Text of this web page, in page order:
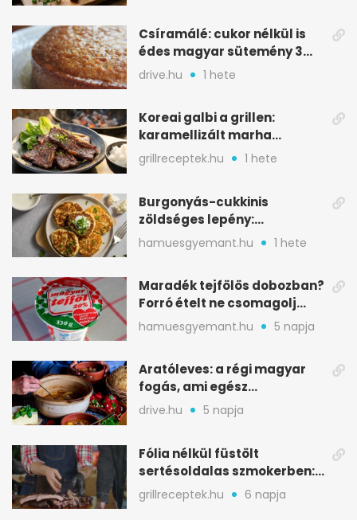
Csíramálé: cukor nélkül is
édes magyar sütemény 3
alapanyagból
drive.hu 1 hete
Koreai galbi a grillen:
karamellizált marha
rövidborda gyorsan
grillreceptek.hu 1 hete
Burgonyás-cukkinis
zöldséges lepény:
aranybarna, szaftos, hús
nélkül is
hamuesgyemant.hu 1 hete
Maradék tejfölös dobozban?
Forró ételt ne csomagolj
ilyen tégelybe
hamuesgyemant.hu 5 napja
Aratóleves: a régi magyar
fogás, ami egész
csapatokat jóllakatott
drive.hu 5 napja
Fólia nélkül füstölt
sertésoldalas szmokerben:
ropogós bark, 6 óra
grillreceptek.hu 6 napja